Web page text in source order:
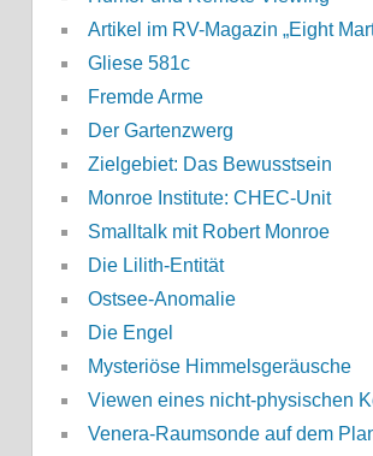
Artikel im RV-Magazin „Eight
Gliese 581c
Fremde Arme
Der Gartenzwerg
Zielgebiet: Das Bewusstsein
Monroe Institute: CHEC-Unit
Smalltalk mit Robert Monroe
Die Lilith-Entität
Ostsee-Anomalie
Die Engel
Mysteriöse Himmelsgeräusche
Viewen eines nicht-physischen
Venera-Raumsonde auf dem